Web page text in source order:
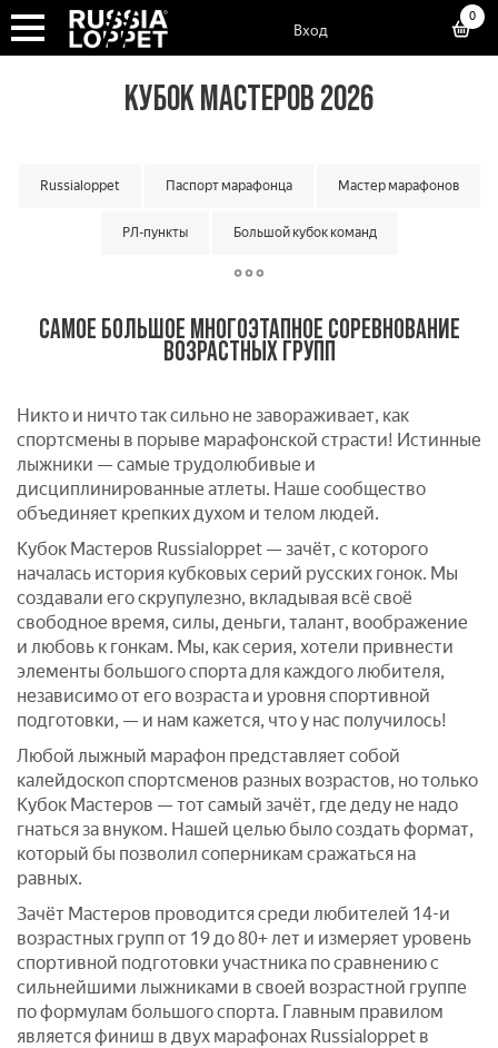
Вход
0
КУБОК МАСТЕРОВ 2026
Russialoppet Паспорт марафонца Мастер марафонов
РЛ-пункты Большой кубок команд
Малый кубок команд Кубок мастеров
Лотерея лаки лузеров Онлайн гонки Вкатка
САМОЕ БОЛЬШОЕ МНОГОЭТАПНОЕ СОРЕВНОВАНИЕ
ВОЗРАСТНЫХ ГРУПП
Никто и ничто так сильно не завораживает, как
спортсмены в порыве марафонской страсти! Истинные
лыжники — самые трудолюбивые и
дисциплинированные атлеты. Наше сообщество
объединяет крепких духом и телом людей.
Кубок Мастеров Russialoppet — зачёт, с которого
началась история кубковых серий русских гонок. Мы
создавали его скрупулезно, вкладывая всё своё
свободное время, силы, деньги, талант, воображение
и любовь к гонкам. Мы, как серия, хотели привнести
элементы большого спорта для каждого любителя,
независимо от его возраста и уровня спортивной
подготовки, — и нам кажется, что у нас получилось!
Любой лыжный марафон представляет собой
калейдоскоп спортсменов разных возрастов, но только
Кубок Мастеров — тот самый зачёт, где деду не надо
гнаться за внуком. Нашей целью было создать формат,
который бы позволил соперникам сражаться на
равных.
Зачёт Мастеров проводится среди любителей 14-и
возрастных групп от 19 до 80+ лет и измеряет уровень
спортивной подготовки участника по сравнению с
сильнейшими лыжниками в своей возрастной группе
по формулам большого спорта. Главным правилом
является финиш в двух марафонах Russialoppet в